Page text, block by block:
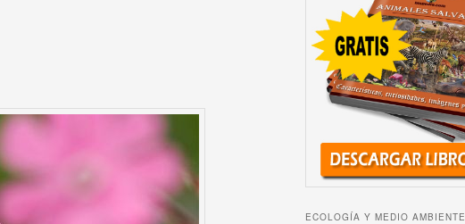
ECOLOGÍA Y MEDIO AMBIENTE